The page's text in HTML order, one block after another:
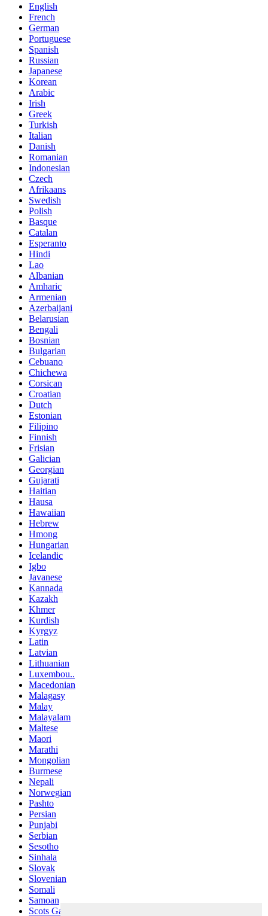
English
French
German
Portuguese
Spanish
Russian
Japanese
Korean
Arabic
Irish
Greek
Turkish
Italian
Danish
Romanian
Indonesian
Czech
Afrikaans
Swedish
Polish
Basque
Catalan
Esperanto
Hindi
Lao
Albanian
Amharic
Armenian
Azerbaijani
Belarusian
Bengali
Bosnian
Bulgarian
Cebuano
Chichewa
Corsican
Croatian
Dutch
Estonian
Filipino
Finnish
Frisian
Galician
Georgian
Gujarati
Haitian
Hausa
Hawaiian
Hebrew
Hmong
Hungarian
Icelandic
Igbo
Javanese
Kannada
Kazakh
Khmer
Kurdish
Kyrgyz
Latin
Latvian
Lithuanian
Luxembou..
Macedonian
Malagasy
Malay
Malayalam
Maltese
Maori
Marathi
Mongolian
Burmese
Nepali
Norwegian
Pashto
Persian
Punjabi
Serbian
Sesotho
Sinhala
Slovak
Slovenian
Somali
Samoan
Scots Gaelic